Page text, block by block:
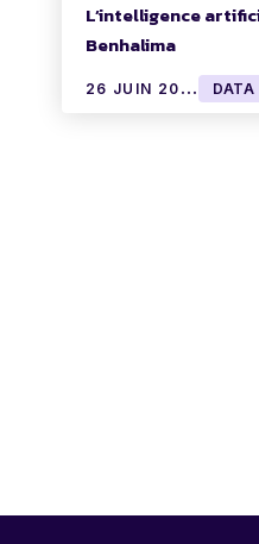
L’intelligence
Benhalima
2
6 JUIN 2024 DATA